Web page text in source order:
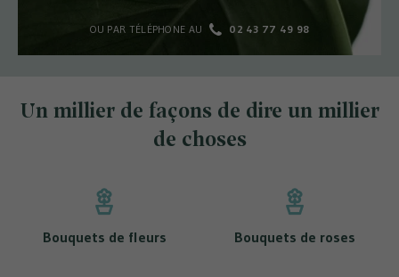
OU PAR TÉLÉPHONE AU 02 43 77 49 98
Un millier de façons de dire un millier
de choses
Bouquets de fleurs Bouquets de roses